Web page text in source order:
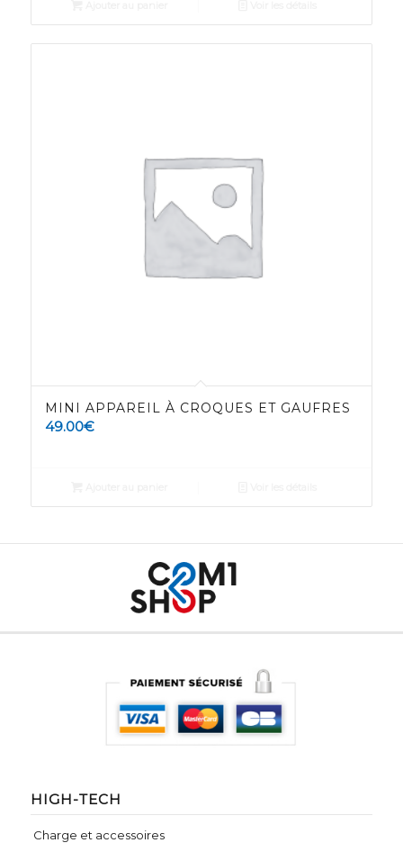
MINI APPAREIL À CROQUES ET GAUFRES
49.00€
HIGH-TECH
Charge et accessoires